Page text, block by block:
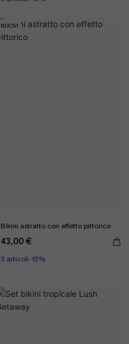
NUOVI
Bikini astratto con effetto pittorico
43,00 €
3 articoli -15%